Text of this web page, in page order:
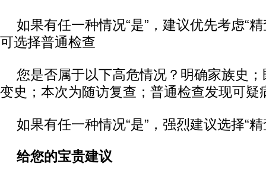
如果有任一种情况“是”，建议优先考虑“
可选择普通检查
您是否属于以下高危情况？明确家族史
变史；本次为随访复查；普通检查发现可疑
如果有任一种情况“是”，强烈建议选择“精
给您的宝贵建议